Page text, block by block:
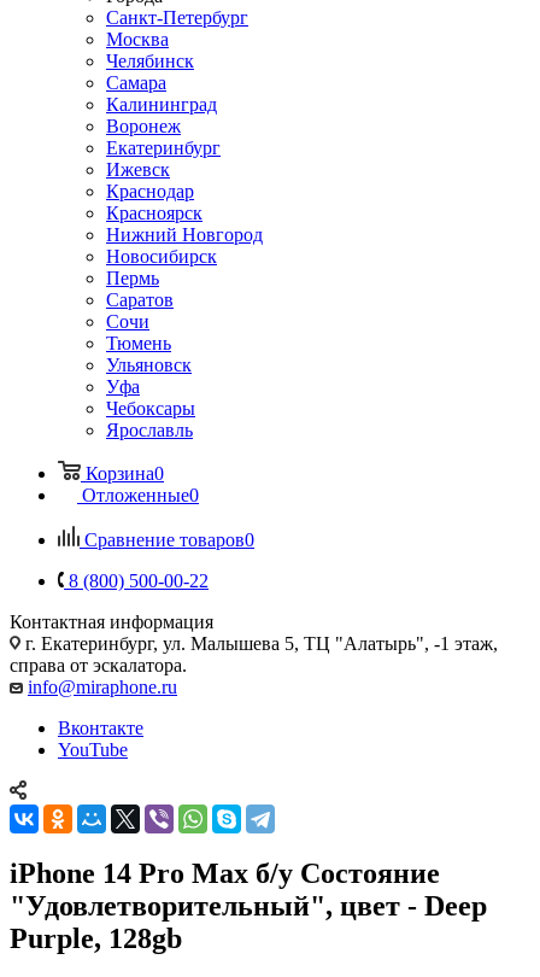
Санкт-Петербург
Москва
Челябинск
Самара
Калининград
Воронеж
Екатеринбург
Ижевск
Краснодар
Красноярск
Нижний Новгород
Новосибирск
Пермь
Саратов
Сочи
Тюмень
Ульяновск
Уфа
Чебоксары
Ярославль
Корзина0
Отложенные0
Сравнение товаров0
8 (800) 500-00-22
Контактная информация
г. Екатеринбург, ул. Малышева 5, ТЦ "Алатырь", -1 этаж,
справа от эскалатора.
info@miraphone.ru
Вконтакте
YouTube
iPhone 14 Pro Max б/у Состояние
"Удовлетворительный", цвет - Deep
Purple, 128gb